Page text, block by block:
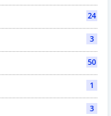
24
3
50
1
3